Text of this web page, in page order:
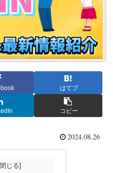
はてブ
コピー
2024.08.26